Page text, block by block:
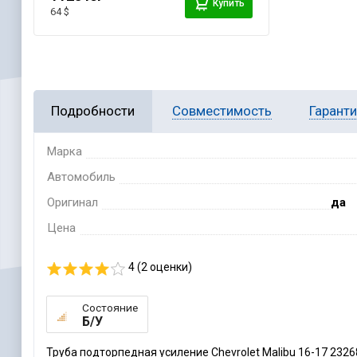
64 $
Купить
Подробности Совместимость
Марка
Автомобиль
Оригинал
да
Цена
4 (2 оценки)
Состояние
Б/У
Труба подторпедная усиление Chevrolet Malibu 16-17